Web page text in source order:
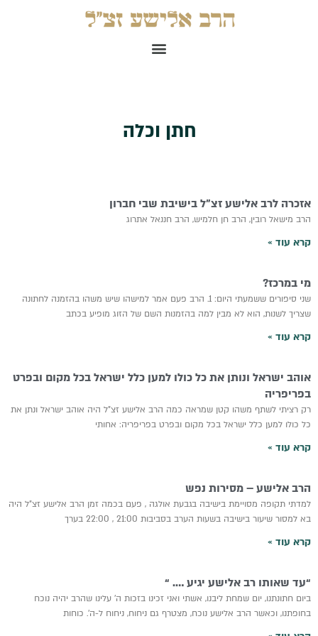
תפריט
חתן וכלה
אזכרה לרב אלישע זצ”ל בישיבת שבי חברון
הרב מישאל רובין, הרב חן חלמיש, הרב חננאל אתרוג
קרא עוד »
מי במרכז?
שני סיפורים ששמעתי היום: 1. הרב פעם אמר למישהו שיש משהו בהזמנה לחתונה
שצריך לשנות, הוא לא מבין למה בהזמנות השם של הזוג מופיע בכתב
קרא עוד »
אוהב ישראל ונותן את כל כולו למען כלל ישראל בכל מקום ובפרט
בפריפריה
רק רציתי לשתף משהו קטן שמראה כמה הרב אלישע זצ”ל היה אוהב ישראל ונתן את
כל כולו למען כלל ישראל בכל מקום ובפרט בפריפריה: אחותי
קרא עוד »
הרב אלישע – מסירות נפש
למדתי תקופה מסויימת בישיבה בגבעת אולגה , פעם בכמה זמן הרב אלישע זצ”ל היה
בא למסור שיעור בישיבה בשעות הערב בסביבות 21:00 , 22:00 בערך
קרא עוד »
“עד שאותו רב אלישע יגיע …. “
ביום חתונתנו, יום שמחת ליבנו, אשתי ואני זכינו בזכות ה’ עלינו שהרב יהיה נוכח
בחופתנו, וכאשר הרב אלישע נוכח, מצטרף גם ניחוח, ניחוח ל-ה’. כוחות